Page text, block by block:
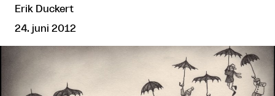
Erik Duckert
24. juni 2012